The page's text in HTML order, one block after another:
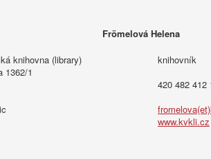
Frömelová Helena
knihovna (library)
1362/1
knihovník
420 482 412
www.kvkli.cz